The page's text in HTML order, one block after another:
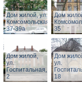
Дом жилой, ул.
Комсомольская,
37-39а
Дом
35
Дом жилой,
ул.
Госпитальная,
2
Дом
ул.
18